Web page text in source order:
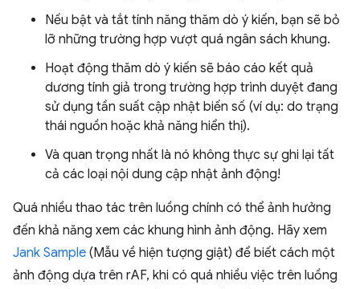
Nếu bật và tắt tính năng thăm dò ý kiến, bạn sẽ bỏ
lỡ những trường hợp vượt quá ngân sách khung.
Hoạt động thăm dò ý kiến sẽ báo cáo kết quả
dương tính giả trong trường hợp trình duyệt đang
sử dụng tần suất cập nhật biến số (ví dụ: do trạng
thái nguồn hoặc khả năng hiển thị).
Và quan trọng nhất là nó không thực sự ghi lại tất
cả các loại nội dung cập nhật ảnh động!
Quá nhiều thao tác trên luồng chính có thể ảnh hưởng
đến khả năng xem các khung hình ảnh động. Hãy xem
Jank Sample (Mẫu về hiện tượng giật) để biết cách một
ảnh động dựa trên rAF, khi có quá nhiều việc trên luồng